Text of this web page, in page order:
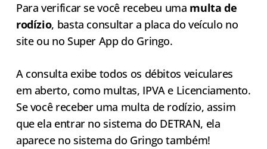
Para verificar se você recebeu uma multa de
rodízio, basta consultar a placa do veículo no
site ou no Super App do Gringo.
A consulta exibe todos os débitos veiculares
em aberto, como multas, IPVA e Licenciamento.
Se você receber uma multa de rodízio, assim
que ela entrar no sistema do DETRAN, ela
aparece no sistema do Gringo também!